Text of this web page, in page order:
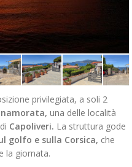
privilegiata, a soli 2
una delle località
Capoliveri. La struttura gode
golfo e sulla Corsica, che
la giornata.